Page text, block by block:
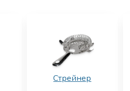
Стрейнер